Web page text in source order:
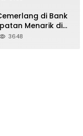
di Bank
Menarik di
3648